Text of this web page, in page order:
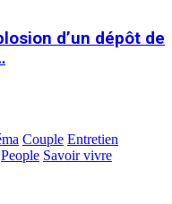
d’un dépôt de
Couple Entretien
People Savoir vivre